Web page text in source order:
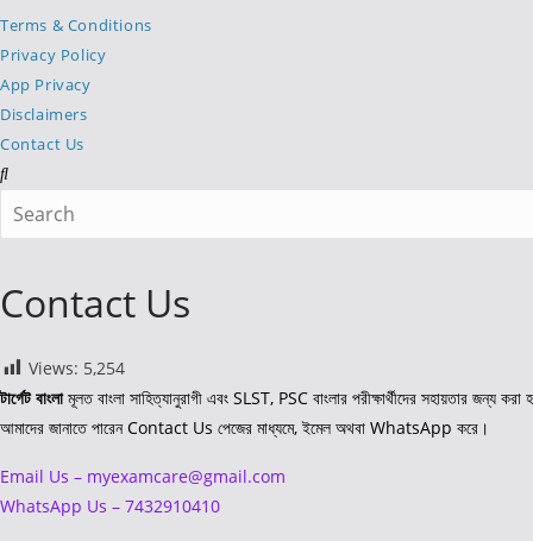
Terms & Conditions
Privacy Policy
App Privacy
Disclaimers
Contact Us
Search
this
Contact Us
Views: 5,254
টার্গেট বাংলামূলত বাংলা সাহিত্যানুরাগী এবং SLST, PSC বাংলার পরীক্ষার্থীদের সহায়তার জন্য
আমাদের জানাতে পারেন Contact Us পেজের মাধ্যমে, ইমেল অথবা WhatsApp করে।
Email Us – myexamcare@gmail.com
WhatsApp Us – 7432910410